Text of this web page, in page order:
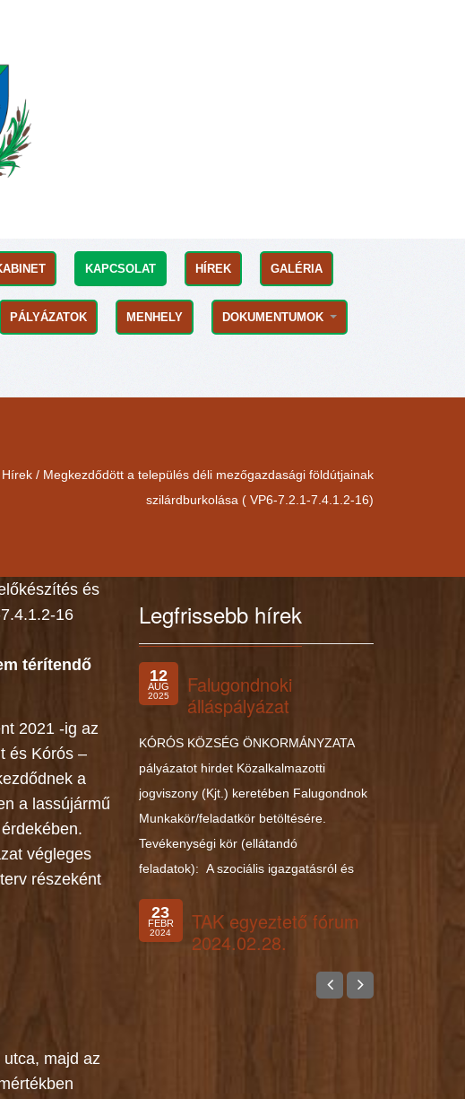
KAPCSOLAT HÍREK GALÉRIA
PÁLYÁZATOK MENHELY DOKUMENTUMOK
Hírek / Megkezdődött a település déli mezőgazdasági földútjainak
szilárdburkolása ( VP6-7.2.1-7.4.1.2-16)
és
16
térítendő
2021 -ig az
és Kórós –
a
a lassújármű
végleges
részeként
majd az
Legfrissebb hírek
2021
12
AUG
2025
Falugondnoki
álláspályázat
KÓRÓS KÖZSÉG ÖNKORMÁNYZATA
pályázatot hirdet Közalkalmazotti
jogviszony (Kjt.) keretében Falugondnok
Munkakör/feladatkör betöltésére.
Tevékenységi kör (ellátandó
feladatok): A szociális igazgatásról és
23
FEBR
2024
TAK egyeztető fórum
2024.02.28.